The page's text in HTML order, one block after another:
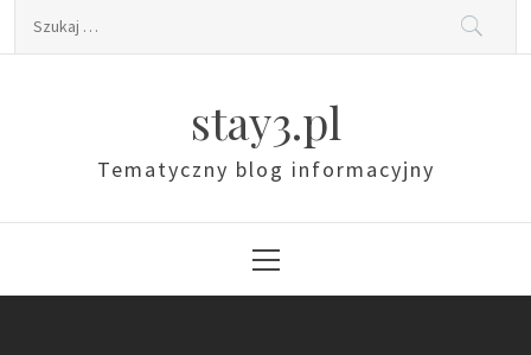
Szukaj:
stay3.pl
Tematyczny blog informacyjny
Menu